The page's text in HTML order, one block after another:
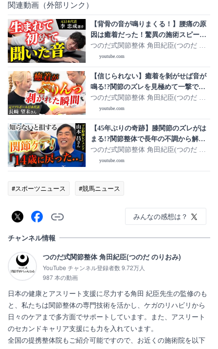
関連動画（外部リンク）
【背骨の音が鳴りまくる！】腰痛の原
因は癒着だった！驚異の施術スピード
で全身整う【李忠成さん】
つのだ式関節整体 角田紀臣(つのだ の
りおみ)
youtube.com
【信じられない】癒着を剝がせば音が
鳴る!?関節のズレを見極めて一撃で整
える【長粼望未さん】
つのだ式関節整体 角田紀臣(つのだ の
りおみ)
youtube.com
【45年ぶりの奇跡】膝関節のズレがは
まる!?関節整体で長年の不調から解放
【山本昌さん】
つのだ式関節整体 角田紀臣(つのだ の
りおみ)
youtube.com
#スポーツニュース #競馬ニュース
みんなの感想は？
チャンネル情報
つのだ式関節整体 角田紀臣(つのだ のりおみ)
YouTube チャンネル登録者数 9.72万人
987 本の動画
日本の健康とアスリート支援に尽力する角田 紀臣先生の監修のも
と、私たちは関節整体の専門技術を活かし、ケガのリハビリから
日々のケアまで多方面でサポートしています。また、アスリート
のセカンドキャリア支援にも力を入れています。
全国の提携整体院もご紹介可能ですので、お近くの施術院を以下